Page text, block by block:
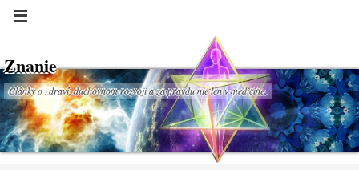
Znanie
Články o zdraví, duchovnom rozvoji a za pravdu nie len v medicíne.